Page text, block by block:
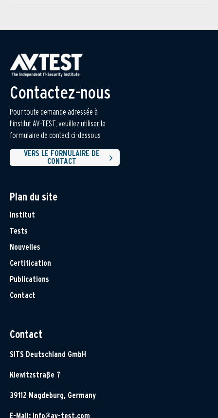
Contactez-nous
Pour toute demande adressée à
l'institut AV-TEST, veuillez utiliser le
formulaire de contact ci-dessous
VERS LE FORMULAIRE DE
CONTACT
Plan du site
Institut
Tests
Nouvelles
Certification
Publications
Contact
Contact
SITS Deutschland GmbH
Klewitzstraße 7
39112 Magdeburg, Germany
E-Mail: info@av-test.com